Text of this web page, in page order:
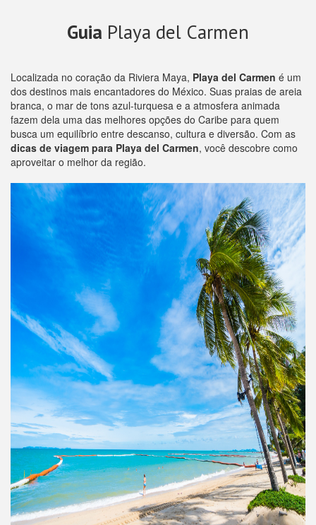
Guia Playa del Carmen
Localizada no coração da Riviera Maya, Playa del Carmen é um
dos destinos mais encantadores do México. Suas praias de areia
branca, o mar de tons azul-turquesa e a atmosfera animada
fazem dela uma das melhores opções do Caribe para quem
busca um equilíbrio entre descanso, cultura e diversão. Com as
dicas de viagem para Playa del Carmen, você descobre como
aproveitar o melhor da região.